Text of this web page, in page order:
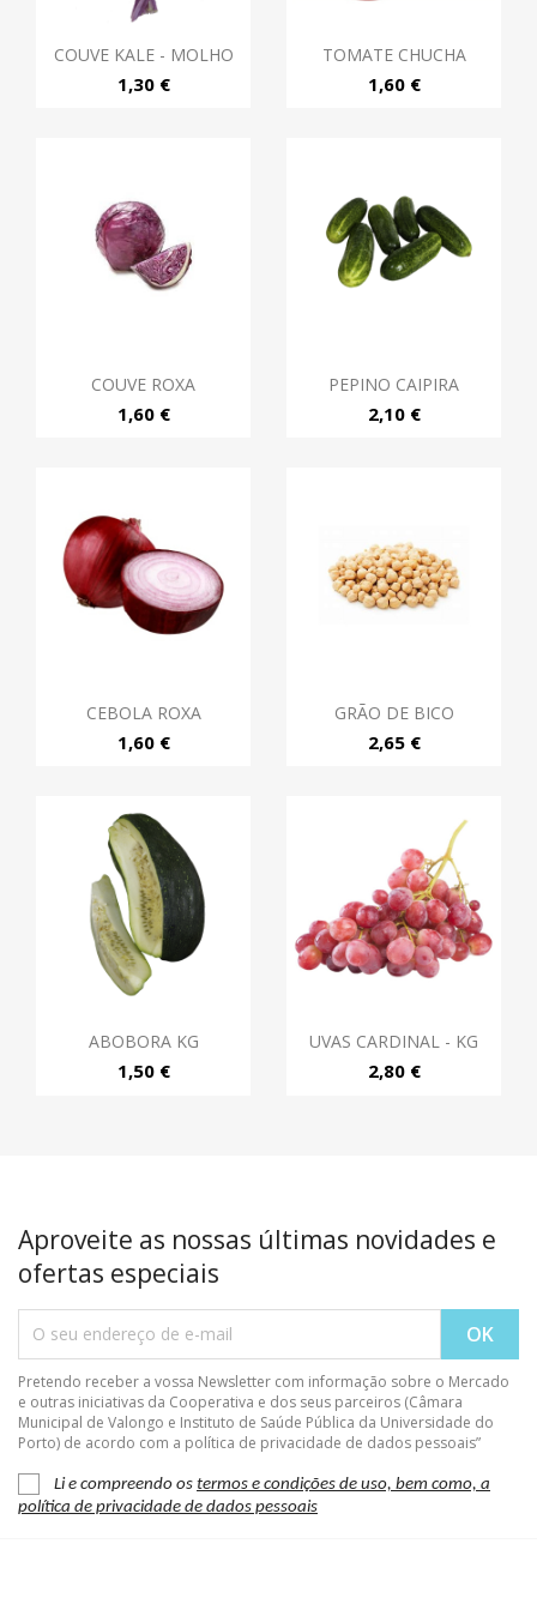
COUVE KALE - MOLHO
1,30 €
TOMATE CHUCHA
1,60 €
COUVE ROXA
1,60 €
PEPINO CAIPIRA
2,10 €
CEBOLA ROXA
1,60 €
GRÃO DE BICO
2,65 €
ABOBORA KG
1,50 €
UVAS CARDINAL - KG
2,80 €
Aproveite as nossas últimas novidades e
ofertas especiais
Pretendo receber a vossa Newsletter com informação sobre o Mercado
e outras iniciativas da Cooperativa e dos seus parceiros (Câmara
Municipal de Valongo e Instituto de Saúde Pública da Universidade do
Porto) de acordo com a política de privacidade de dados pessoais”
Li e compreendo os termos e condições de uso, bem como, a
política de privacidade de dados pessoais